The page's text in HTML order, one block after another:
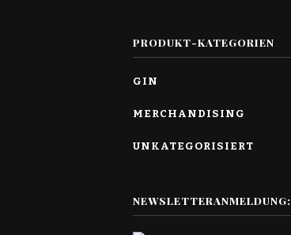
PRODUKT-KATEGORIEN
GIN
MERCHANDISING
UNKATEGORISIERT
NEWSLETTERANMELDUNG: